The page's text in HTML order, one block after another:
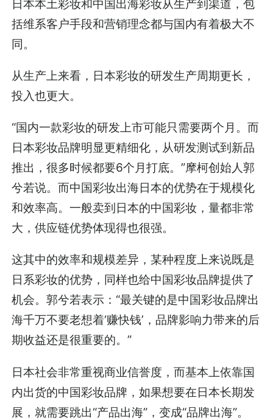
日本本土彩妆和中国出海彩妆从生产到渠道，包
括维系客户手段和营销理念都与国内有着极大不
同。
从生产上来看，日本彩妆的研发生产周期更长，
投入也更大。
“国内一款彩妆的研发上市可能只需要两个月。而
日本彩妆品牌明显更精细化，从研发测试到新品
推出，很多时候都要6个月打底。”摩柯创始人郭
兮若说。而中国彩妆出海日本的优势在于规模化
和效率高。一般卖到日本的中国彩妆，量都非常
大，供应链优势体现得也很强。
这其中的效率和规模差异，某种程度上来说既是
日系彩妆的优势，同样也给中国彩妆品牌提供了
机会。郭兮若表示：“最关键的是中国彩妆品牌出
海千万不要老想着‘赚快钱’，品牌影响力带来的后
期收益还是很重要的。”
日本社会非常重视商业信誉度，而基本上依靠国
内出货的中国彩妆品牌，如果想要在日本长期发
展，就需要跳出“产品出海”，变成“品牌出海”。